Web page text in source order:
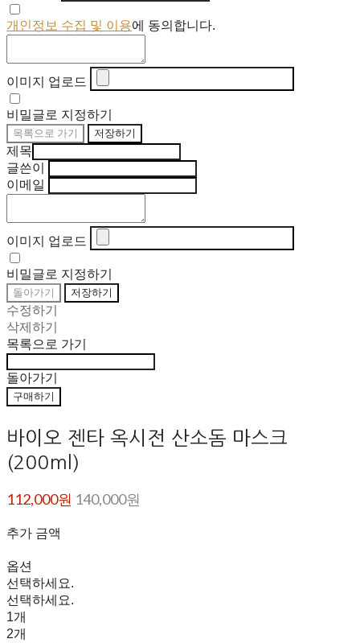
개인정보 수집 및 이용에 동의합니다.
이미지 업로드
비밀글로 지정하기
목록으로 가기 저장하기
제목
글쓴이
이메일
이미지 업로드
비밀글로 지정하기
돌아가기 저장하기
수정하기
삭제하기
목록으로 가기
돌아가기
구매하기
바이오 젠타 옥시전 산소돔 마스크
(200ml)
112,000원 140,000원
추가 금액
옵션
선택하세요.
선택하세요.
1개
2개